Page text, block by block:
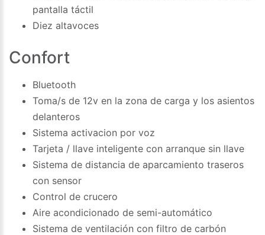
pantalla táctil
Diez altavoces
Confort
Bluetooth
Toma/s de 12v en la zona de carga y los asientos
delanteros
Sistema activacion por voz
Tarjeta / llave inteligente con arranque sin llave
Sistema de distancia de aparcamiento traseros
con sensor
Control de crucero
Aire acondicionado de semi-automático
Sistema de ventilación con filtro de carbón